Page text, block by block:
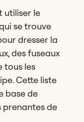
utiliser le
se trouve
dresser la
des fuseaux
tous les
Cette liste
base de
prenantes de